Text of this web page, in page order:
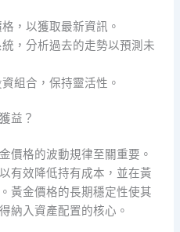
，以獲取最新資訊。
，分析過去的走勢以預測未
組合，保持靈活性。
益？
價格的波動規律至關重要。
有效降低持有成本，並在黃
黃金價格的長期穩定性使其
納入資產配置的核心。